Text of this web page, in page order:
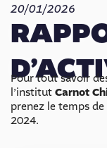
20/01/2026
Pour tout savoir
l’institut Carnot
prenez le temps
2024.